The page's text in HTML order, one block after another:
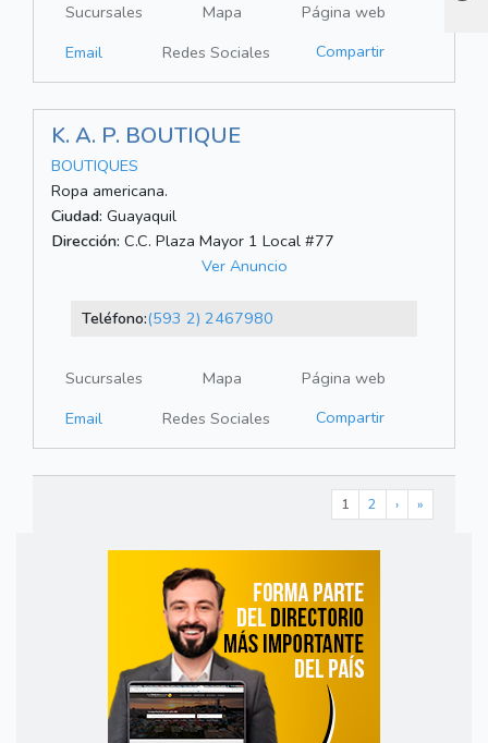
Sucursales Mapa
Página web
Email
Redes Sociales Compartir
K. A. P. BOUTIQUE
BOUTIQUES
Ropa americana.
Ciudad: Guayaquil
Dirección: C.C. Plaza Mayor 1 Local #77
Ver Anuncio
Teléfono:(593 2) 2467980
Sucursales Mapa
Página web
Email
Redes Sociales Compartir
1 2 › »